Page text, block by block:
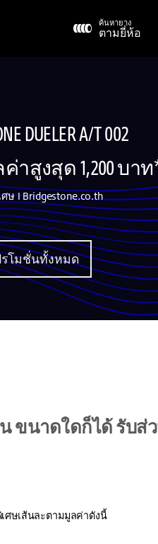
ค้นหายาง
ตามยี่ห้อ
DUELER A/T 002
สูงสุด 1,200 บา
ษ I Bridgestone.co.th
โมชั่นทั้งหมด
4 เส้น ขนาดใดก็ได้
ศษเส้นละตามมูลค่าดังนี้